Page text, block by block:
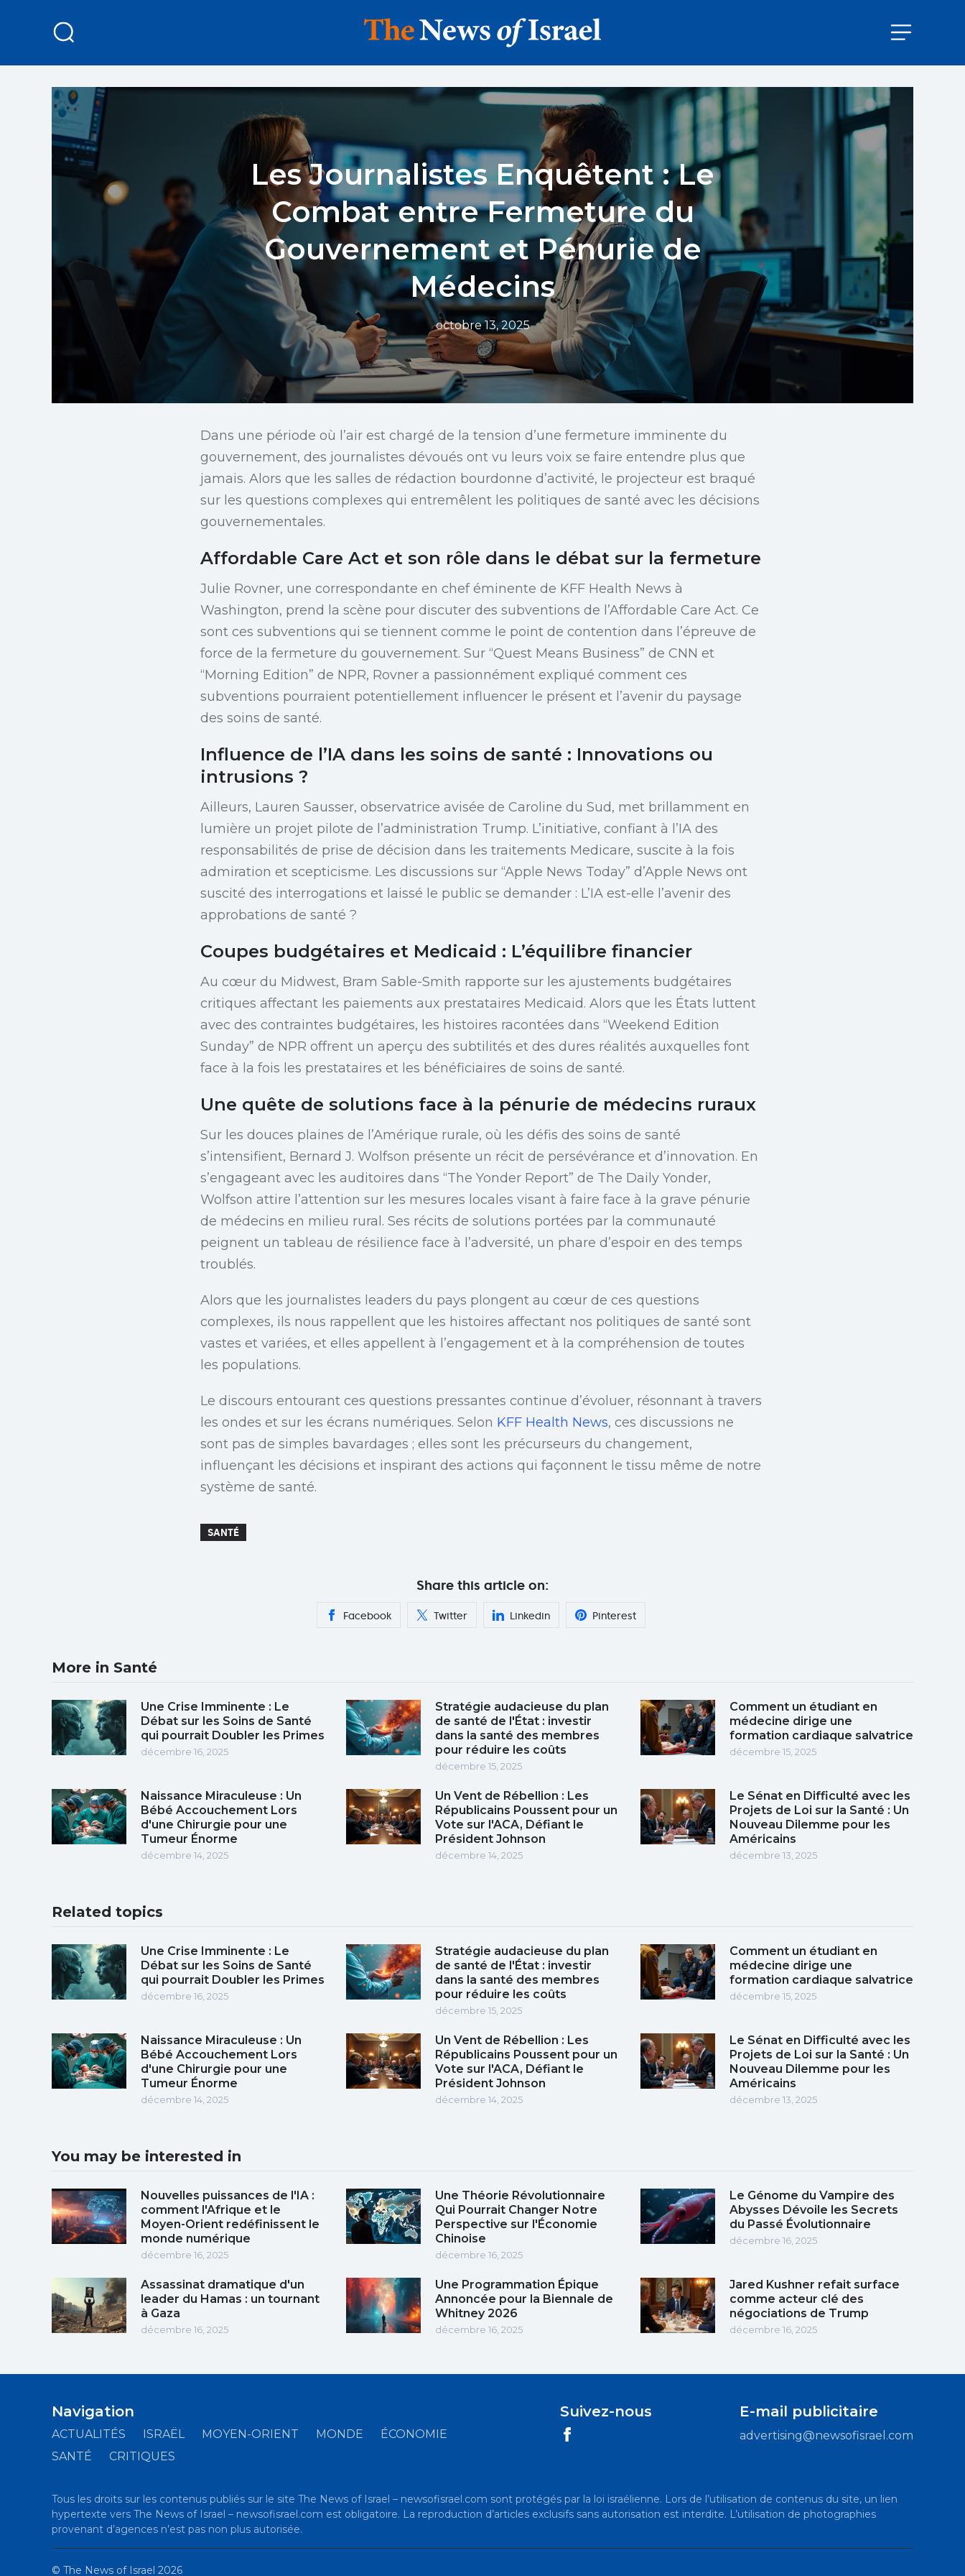
Les Journalistes Enquêtent : Le
Combat entre Fermeture du
Gouvernement et Pénurie de
Médecins
octobre 13, 2025
Dans une période où l’air est chargé de la tension d’une fermeture imminente du
gouvernement, des journalistes dévoués ont vu leurs voix se faire entendre plus que
jamais. Alors que les salles de rédaction bourdonne d’activité, le projecteur est braqué
sur les questions complexes qui entremêlent les politiques de santé avec les décisions
gouvernementales.
Affordable Care Act et son rôle dans le débat sur la fermeture
Julie Rovner, une correspondante en chef éminente de KFF Health News à
Washington, prend la scène pour discuter des subventions de l’Affordable Care Act. Ce
sont ces subventions qui se tiennent comme le point de contention dans l’épreuve de
force de la fermeture du gouvernement. Sur “Quest Means Business” de CNN et
“Morning Edition” de NPR, Rovner a passionnément expliqué comment ces
subventions pourraient potentiellement influencer le présent et l’avenir du paysage
des soins de santé.
Influence de l’IA dans les soins de santé : Innovations ou
intrusions ?
Ailleurs, Lauren Sausser, observatrice avisée de Caroline du Sud, met brillamment en
lumière un projet pilote de l’administration Trump. L’initiative, confiant à l’IA des
responsabilités de prise de décision dans les traitements Medicare, suscite à la fois
admiration et scepticisme. Les discussions sur “Apple News Today” d’Apple News ont
suscité des interrogations et laissé le public se demander : L’IA est-elle l’avenir des
approbations de santé ?
Coupes budgétaires et Medicaid : L’équilibre financier
Au cœur du Midwest, Bram Sable-Smith rapporte sur les ajustements budgétaires
critiques affectant les paiements aux prestataires Medicaid. Alors que les États luttent
avec des contraintes budgétaires, les histoires racontées dans “Weekend Edition
Sunday” de NPR offrent un aperçu des subtilités et des dures réalités auxquelles font
face à la fois les prestataires et les bénéficiaires de soins de santé.
Une quête de solutions face à la pénurie de médecins ruraux
Sur les douces plaines de l’Amérique rurale, où les défis des soins de santé
s’intensifient, Bernard J. Wolfson présente un récit de persévérance et d’innovation. En
s’engageant avec les auditoires dans “The Yonder Report” de The Daily Yonder,
Wolfson attire l’attention sur les mesures locales visant à faire face à la grave pénurie
de médecins en milieu rural. Ses récits de solutions portées par la communauté
peignent un tableau de résilience face à l’adversité, un phare d’espoir en des temps
troublés.
Alors que les journalistes leaders du pays plongent au cœur de ces questions
complexes, ils nous rappellent que les histoires affectant nos politiques de santé sont
vastes et variées, et elles appellent à l’engagement et à la compréhension de toutes
les populations.
Le discours entourant ces questions pressantes continue d’évoluer, résonnant à travers
les ondes et sur les écrans numériques. Selon KFF Health News, ces discussions ne
sont pas de simples bavardages ; elles sont les précurseurs du changement,
influençant les décisions et inspirant des actions qui façonnent le tissu même de notre
système de santé.
SANTÉ
Share this article on:
Facebook Twitter Linkedin Pinterest
More in Santé
Une Crise Imminente : Le
Débat sur les Soins de Santé
qui pourrait Doubler les Primes
décembre 16, 2025
Stratégie audacieuse du plan
de santé de l'État : investir
dans la santé des membres
pour réduire les coûts
décembre 15, 2025
Comment un étudiant en
médecine dirige une
formation cardiaque salvatrice
décembre 15, 2025
Naissance Miraculeuse : Un
Bébé Accouchement Lors
d'une Chirurgie pour une
Tumeur Énorme
décembre 14, 2025
Un Vent de Rébellion : Les
Républicains Poussent pour un
Vote sur l'ACA, Défiant le
Président Johnson
décembre 14, 2025
Le Sénat en Difficulté avec les
Projets de Loi sur la Santé : Un
Nouveau Dilemme pour les
Américains
décembre 13, 2025
Related topics
Une Crise Imminente : Le
Débat sur les Soins de Santé
qui pourrait Doubler les Primes
décembre 16, 2025
Stratégie audacieuse du plan
de santé de l'État : investir
dans la santé des membres
pour réduire les coûts
décembre 15, 2025
Comment un étudiant en
médecine dirige une
formation cardiaque salvatrice
décembre 15, 2025
Naissance Miraculeuse : Un
Bébé Accouchement Lors
d'une Chirurgie pour une
Tumeur Énorme
décembre 14, 2025
Un Vent de Rébellion : Les
Républicains Poussent pour un
Vote sur l'ACA, Défiant le
Président Johnson
décembre 14, 2025
Le Sénat en Difficulté avec les
Projets de Loi sur la Santé : Un
Nouveau Dilemme pour les
Américains
décembre 13, 2025
You may be interested in
Nouvelles puissances de l'IA :
comment l'Afrique et le
Moyen-Orient redéfinissent le
monde numérique
décembre 16, 2025
Une Théorie Révolutionnaire
Qui Pourrait Changer Notre
Perspective sur l'Économie
Chinoise
décembre 16, 2025
Le Génome du Vampire des
Abysses Dévoile les Secrets
du Passé Évolutionnaire
décembre 16, 2025
Assassinat dramatique d'un
leader du Hamas : un tournant
à Gaza
décembre 16, 2025
Une Programmation Épique
Annoncée pour la Biennale de
Whitney 2026
décembre 16, 2025
Jared Kushner refait surface
comme acteur clé des
négociations de Trump
décembre 16, 2025
Navigation
ACTUALITÉS ISRAËL MOYEN-ORIENT MONDE
ÉCONOMIE
SANTÉ
CRITIQUES
Suivez-nous E-mail publicitaire
advertising@newsofisrael.com
Tous les droits sur les contenus publiés sur le site The News of Israel – newsofisrael.com sont protégés par la loi israélienne. Lors de l’utilisation de contenus du site, un lien
hypertexte vers The News of Israel – newsofisrael.com est obligatoire. La reproduction d’articles exclusifs sans autorisation est interdite. L’utilisation de photographies
provenant d’agences n’est pas non plus autorisée.
© The News of Israel 2026